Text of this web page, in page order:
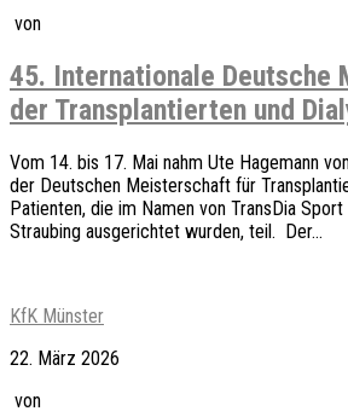
von
45. Internationale Deutsche
der Transplantierten und
Vom 14. bis 17. Mai nahm Ute Hagemann
der Deutschen Meisterschaft für
Patienten, die im Namen von TransDia
Straubing ausgerichtet wurden, teil. Der...
KfK Münster
22. März 2026
von